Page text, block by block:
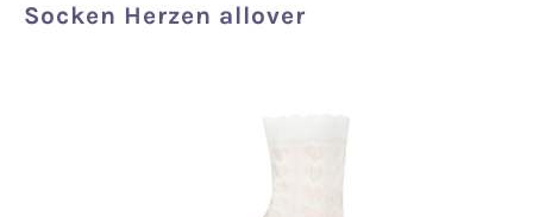
Socken Herzen allover